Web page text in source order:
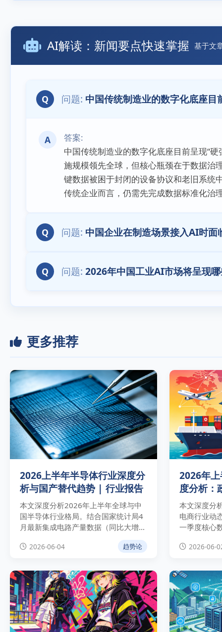
AI解读：新闻要点快速掌握 基于文
Q 中国传统制造业的数字化底座
A
中国传统制造业的数字化底座目前呈现“
施规模领先全球，但核心瓶颈在于数据治
键数据被困于封闭的设备协议和老旧系统
传统企业而言，仍需先完成数据标准化治
Q 中国企业在制造场景接入AI时面
Q 2026年中国工业AI市场将呈现
更多推荐
2026上半年半导体行业深度分
析与国产替代趋势 | 行业报告
本文深度分析2026年上半年全球与中
国半导体行业格局。结合国家统计局4
月最新集成电路产量数据（同比大增
24.7%）与WSTS最新预测，剖析AI算
力引爆的高端存储芯片周期性爆发，并
（Chiplet）实操建议。
2026-06-04 趋势论
2026年
度分析：
本文深度分
电商行业动
一季度核心
利，并为出
2026-06-